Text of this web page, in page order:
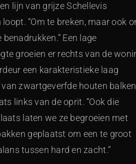
lijn van grijze Schellevis
“Om te breken, maar ook
Een lage
groeien er rechts van de
een karakteristieke laag
van zwartgeverfde houten
links van de oprit. “Ook die
laten we ze begroeien met
geplaatst om een te groot
tussen hard en zacht.”